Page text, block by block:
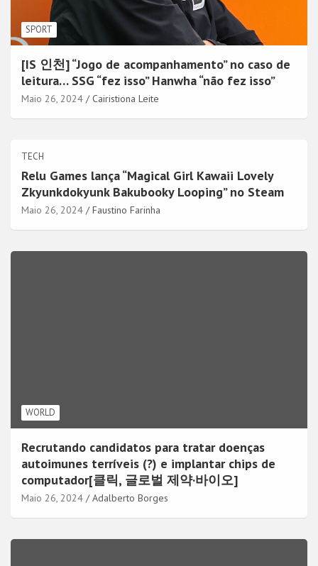
SPORT
[IS 인천] “Jogo de acompanhamento” no caso de
leitura… SSG “fez isso” Hanwha “não fez isso”
Maio 26, 2024 Cairistiona Leite
TECH
Relu Games lança “Magical Girl Kawaii Lovely
Zkyunkdokyunk Bakubooky Looping” no Steam
Maio 26, 2024 Faustino Farinha
WORLD
Recrutando candidatos para tratar doenças
autoimunes terríveis (?) e implantar chips de
computador[클릭, 글로벌 제약·바이오]
Maio 26, 2024 Adalberto Borges